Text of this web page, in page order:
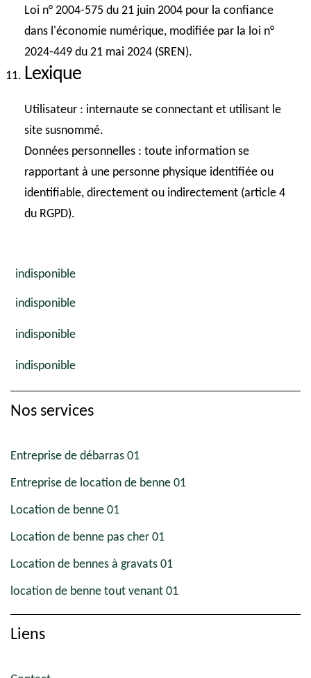
Loi n° 2004-575 du 21 juin 2004 pour la confiance
dans l'économie numérique, modifiée par la loi n°
2024-449 du 21 mai 2024 (SREN).
Lexique
Utilisateur : internaute se connectant et utilisant le
site susnommé.
Données personnelles : toute information se
rapportant à une personne physique identifiée ou
identifiable, directement ou indirectement (article 4
du RGPD).
indisponible
indisponible
indisponible
indisponible
Nos services
Entreprise de débarras 01
Entreprise de location de benne 01
Location de benne 01
Location de benne pas cher 01
Location de bennes à gravats 01
location de benne tout venant 01
Liens